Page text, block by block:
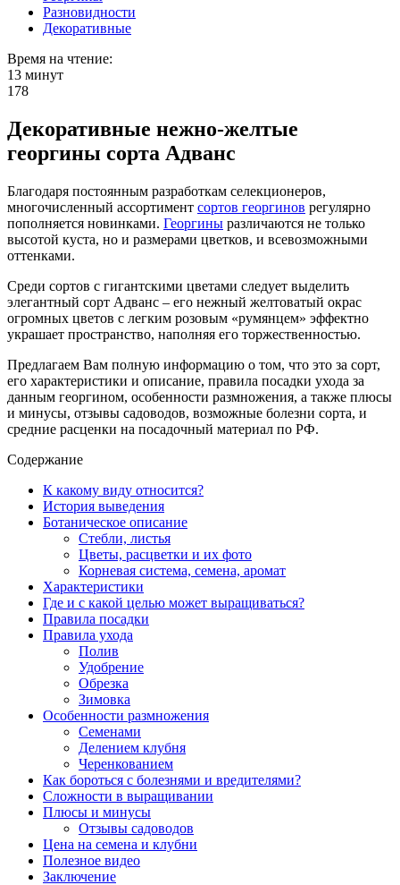
Разновидности
Декоративные
Время на чтение:
13 минут
178
Декоративные нежно-желтые
георгины сорта Адванс
Благодаря постоянным разработкам селекционеров,
многочисленный ассортимент сортов георгинов регулярно
пополняется новинками. Георгины различаются не только
высотой куста, но и размерами цветков, и всевозможными
оттенками.
Среди сортов с гигантскими цветами следует выделить
элегантный сорт Адванс – его нежный желтоватый окрас
огромных цветов с легким розовым «румянцем» эффектно
украшает пространство, наполняя его торжественностью.
Предлагаем Вам полную информацию о том, что это за сорт,
его характеристики и описание, правила посадки ухода за
данным георгином, особенности размножения, а также плюсы
и минусы, отзывы садоводов, возможные болезни сорта, и
средние расценки на посадочный материал по РФ.
Содержание
К какому виду относится?
История выведения
Ботаническое описание
Стебли, листья
Цветы, расцветки и их фото
Корневая система, семена, аромат
Характеристики
Где и с какой целью может выращиваться?
Правила посадки
Правила ухода
Полив
Удобрение
Обрезка
Зимовка
Особенности размножения
Семенами
Делением клубня
Черенкованием
Как бороться с болезнями и вредителями?
Сложности в выращивании
Плюсы и минусы
Отзывы садоводов
Цена на семена и клубни
Полезное видео
Заключение